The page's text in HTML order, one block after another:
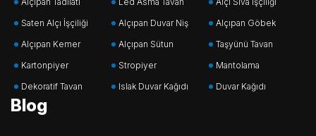
Saten Alçı İşçiliği
Alçıpan Duvar Niş
Alçıpan Göbek
Alçıpan Kemer
Alçıpan Sütun
Taşyünü Tavan
Kartonpiyer
Stropiyer
Mantolama
Dekoratif Tavan
Islak Duvar Kağıdı Duvar Kağıdı
Blog